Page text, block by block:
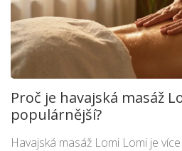
Proč je havajská masáž
populárnější?
Havajská masáž Lomi Lomi je